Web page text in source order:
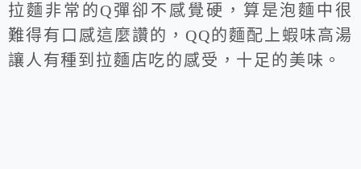
拉麵非常的Q彈卻不感覺硬，算是泡麵中很
難得有口感這麼讚的，QQ的麵配上蝦味高湯
讓人有種到拉麵店吃的感受，十足的美味。